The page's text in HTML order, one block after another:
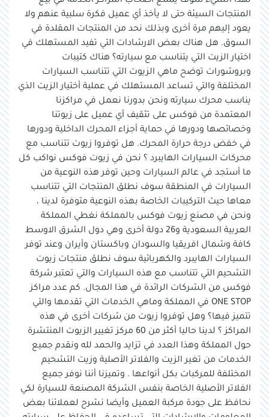
المنتجات السيئة حتى لا يأخذ أي عميل فكرة سلبية عنهم ولا
يعود إليهم مرة أخرى وبذلك نحد من المنتجات المقلدة في
السوق. هل هناك بعض الارشادات التي تفيد المستهلك في
اختيار الزيت التي يتناسب مع سيارته؟ هناك كتيبات
وبروشورات توضح ماهي الزيوت التي تتناسب السيارات
المختلفة والتي تساعد المستهلك في عملية أختيار الزيت الذي
يناسب محرك سيارته ونحن بدورنا نعمل في مراكزنا
المعتمدة من فوكس على تثقيف أي عميل على زيوتنا
وخصائصها ودورها في حماية أجزاء المحرك الداخلية ودورها
في خفض درجة حرارة المحرك. هل توفروا زيوت تتناسب مع
محركات السيارات الهايبرد ؟ نحن في زيوت فوكس نواكب كل
ما أستجد في عالم السيارات وحين توفر هذه النوعية من
السيارات في المنطقة سوف نطلق المنتجات التي تتناسب
معاها حيث التركيبات الخاصة بهذه النوعية متوفرة لدينا ،
ونحن في مصنع زيوت فوكس بالمملكة نغطي المملكة
العربية السعودية و26 دولة أخرى وهي دول الشرق الاوسط
كافة وشمال افريقيا والسودان وباكستان وأيران وعند توفر
السيارات الهايبرد والكهربائية سوف نطلق منتجات زيوت
التشحيم التي تتناسب مع هذه السيارات والتي تعتبر شركة
فوكس من الشركات الرائدة في هذا المجال. كم عدد مراكز
ONE STOP في المملكة وماهي الخدمات التي تقدمها والتي
تتميز فيها؟ وهل توفروا زيوت من شركات أخرى في هذه
المراكز ؟ ‎لدينا حاليا أكثر من 60 مركز تغيير الزيوت المنتشرة
حول المملكة وهذا العدد في تزايد والحمد لله ونقدم جميع
الخدمات من تغير الزيت والفلاتر الأصلية وزيت التشحيم
المختلفة للمركبات بكل أنواعها . وتميزنا أننا نوفر جميع
الفلاتر الأصلية الخاصة بنفس الشركة المصنعة للسيارة لكي
نحافظ على جودة مركبة العميل وأيضا نشرح لعملائنا بعض